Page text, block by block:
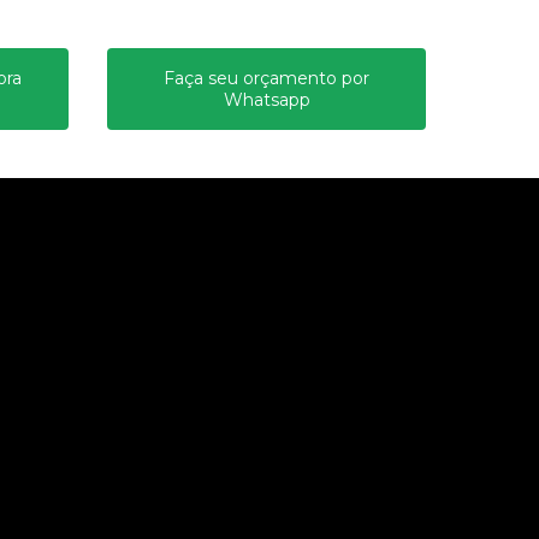
Faça seu orçamento por
Whatsapp